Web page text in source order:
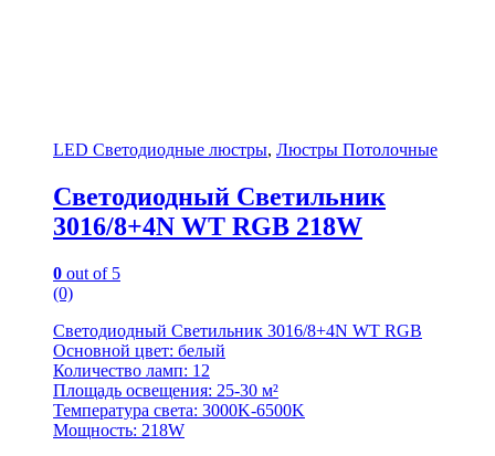
LED Светодиодные люстры, Люстры Потолочные
Светодиодный Светильник
3016/8+4N WT RGB 218W
0 out of 5
(0)
Светодиодный Светильник 3016/8+4N WT RGB
Основной цвет: белый
Количество ламп: 12
Площадь освещения: 25-30 м²
Температура света: 3000K-6500K
Мощность: 218W